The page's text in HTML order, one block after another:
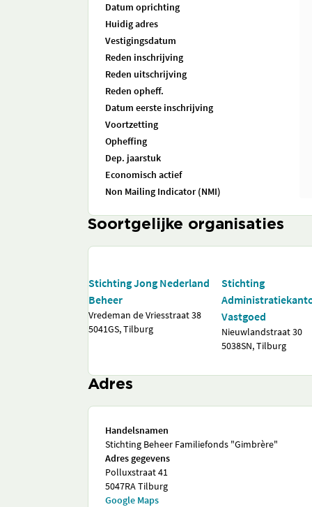
Datum oprichting
Huidig adres
Vestigingsdatum
Reden inschrijving
Reden uitschrijving
Reden opheff.
Datum eerste inschrijving
Voortzetting
Opheffing
Dep. jaarstuk
Economisch actief
Non Mailing Indicator (NMI)
Soortgelijke organisaties
Stichting Jong Nederland
Beheer
Vredeman de Vriesstraat 38
5041GS, Tilburg
Stichting
Vastgoed
Nieuwlandstraat 30
5038SN, Tilburg
Adres
Handelsnamen
Stichting Beheer Familiefonds "Gimbrère"
Adres gegevens
Polluxstraat 41
5047RA Tilburg
Google Maps